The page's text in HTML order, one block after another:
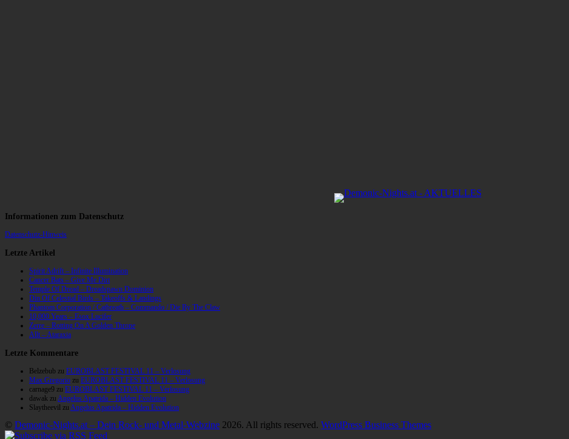
Informationen zum Datenschutz
Datenschutz-Hinweis
Letzte Artikel
Spirit Adrift – Infinite Illumination
Cancer Bats – Give Me Dirt
Temple Of Dread – Dreadspawn Dominion
Din Of Celestial Birds – Takeoffs & Landings
Phantom Corporation / Catbreath – Commando / Die By The Claw
10,000 Years – Esox Lucifer
Zerre – Rotting On A Golden Throne
Allt – Ataraxia
Letzte Kommentare
Belzebub zu EUROBLAST FESTIVAL 11 – Verlosung
Max Gregorio zu EUROBLAST FESTIVAL 11 – Verlosung
carnage9 zu EUROBLAST FESTIVAL 11 – Verlosung
dawak zu Angelus Apatrida – Hidden Evolution
Slaytheevil zu Angelus Apatrida – Hidden Evolution
© Demonic-Nights.at – Dein Rock- und Metal-Webzine 2026. All rights reserved. WordPress Business Themes